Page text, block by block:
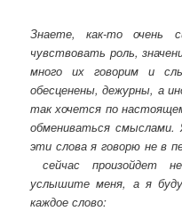
Знаете, как-то очень
чувствовать роль,
много их говорим и
обесценены, дежурны, а
так хочется по
обмениваться смыслами.
эти слова я говорю не в
сейчас произойдет
услышите меня, а я
каждое слово: